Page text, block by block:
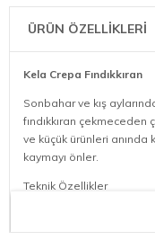
ÜRÜN ÖZELLİKLERİ
Kela Crepa Fındıkkıran
Sonbahar ve kış
fındıkkıran çekmeceden
ve küçük ürünleri anında
kaymayı önler.
Teknik Özellikler
Uzunluk: 16 cm